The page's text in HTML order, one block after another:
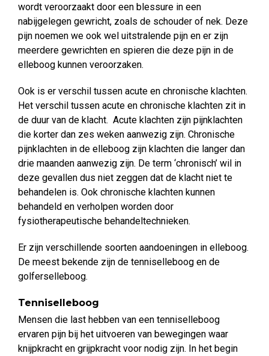
wordt veroorzaakt door een blessure in een
nabijgelegen gewricht, zoals de schouder of nek. Deze
pijn noemen we ook wel uitstralende pijn en er zijn
meerdere gewrichten en spieren die deze pijn in de
elleboog kunnen veroorzaken.
Ook is er verschil tussen acute en chronische klachten.
Het verschil tussen acute en chronische klachten zit in
de duur van de klacht. Acute klachten zijn pijnklachten
die korter dan zes weken aanwezig zijn. Chronische
pijnklachten in de elleboog zijn klachten die langer dan
drie maanden aanwezig zijn. De term ‘chronisch’ wil in
deze gevallen dus niet zeggen dat de klacht niet te
behandelen is. Ook chronische klachten kunnen
behandeld en verholpen worden door
fysiotherapeutische behandeltechnieken.
Er zijn verschillende soorten aandoeningen in elleboog.
De meest bekende zijn de tenniselleboog en de
golferselleboog.
Tenniselleboog
Mensen die last hebben van een tenniselleboog
ervaren pijn bij het uitvoeren van bewegingen waar
knijpkracht en grijpkracht voor nodig zijn. In het begin